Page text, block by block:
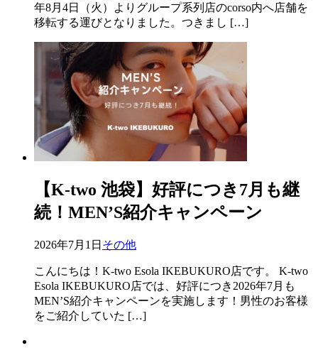
年8月4日（火）よりグループ系列店のcorso内へ店舗を
移転する運びとなりました。つきまし […]
【K-two 池袋】好評につき7月も継
続！MEN’S紹介キャンペーン
2026年7月1日 その他
こんにちは！K-two Esola IKEBUKURO店です。 K-two
Esola IKEBUKURO店では、好評につき2026年7月も
MEN’S紹介キャンペーンを実施します！男性のお客様
をご紹介していた […]